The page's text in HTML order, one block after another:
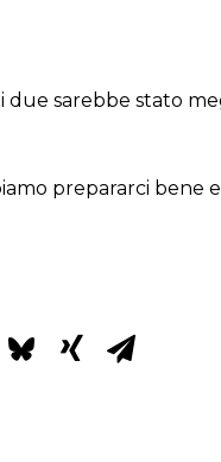
due sarebbe stato
prepararci